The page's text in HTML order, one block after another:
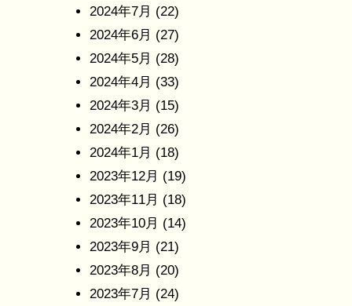
2024年7月 (22)
2024年6月 (27)
2024年5月 (28)
2024年4月 (33)
2024年3月 (15)
2024年2月 (26)
2024年1月 (18)
2023年12月 (19)
2023年11月 (18)
2023年10月 (14)
2023年9月 (21)
2023年8月 (20)
2023年7月 (24)